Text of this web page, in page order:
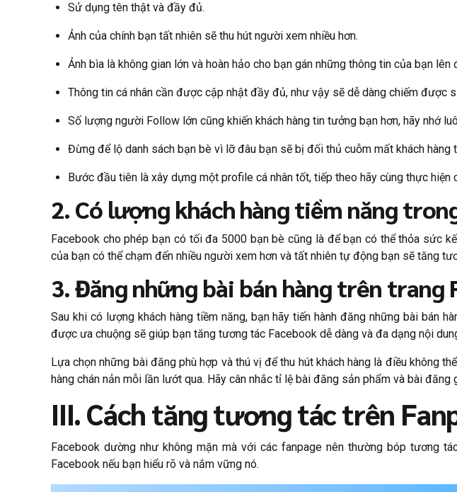
Sử dụng tên thật và đầy đủ.
Ảnh của chính bạn tất nhiên sẽ thu hút người xem nhiều hơn.
Ảnh bìa là không gian lớn và hoàn hảo cho bạn gán những thông tin của bạn lên
Thông tin cá nhân cần được cập nhật đầy đủ, như vậy sẽ dễ dàng chiếm được
Số lượng người Follow lớn cũng khiến khách hàng tin tưởng bạn hơn, hãy nhớ
Đừng để lộ danh sách bạn bè vì lỡ đâu bạn sẽ bị đối thủ cuỗm mất khách hàng
Bước đầu tiên là xây dựng một profile cá nhân tốt, tiếp theo hãy cùng thực hiện
2. Có lượng khách hàng tiềm năng
Facebook cho phép bạn có tối đa 5000 bạn bè cũng là để bạn có thể thỏa sức
của bạn có thể chạm đến nhiều người xem hơn và tất nhiên tự động bạn sẽ tăng
3. Đăng những bài bán hàng trên trang
Sau khi có lượng khách hàng tiềm năng, bạn hãy tiến hành đăng những bài bán
được ưa chuộng sẽ giúp bạn tăng tương tác Facebook dễ dàng và đa dạng nội
Lựa chọn những bài đăng phù hợp và thú vị để thu hút khách hàng là điều không
hàng chán nản mỗi lần lướt qua. Hãy cân nhắc tỉ lệ bài đăng sản phẩm và bài đăng
III. Cách tăng tương tác trên
Facebook dường như không mặn mà với các fanpage nên thường bóp tương
Facebook nếu bạn hiểu rõ và nắm vững nó.